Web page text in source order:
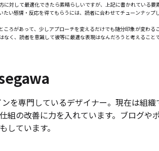
対して最適化できたら素晴らしいですが、上記に書かれている要
い感情・反応を得てもらうには、読者に合わせてチューンナップ
ろがあって、少しアプローチを変えるだけでも随分印象が変わる
なく、読者を意識して彼等に最適な表現はなんだろうと考えること
を専門しているデザイナー。現在は組
組の改善に力を入れています。ブログや
しています。